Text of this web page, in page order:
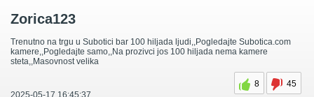
Zorica123
Trenutno na trgu u Subotici bar 100 hiljada ljudi,,Pogledajte Subotica.com
kamere,,Pogledajte samo,,Na prozivci jos 100 hiljada nema kamere
steta,,Masovnost velika
8
45
2025-05-17 16:45:37